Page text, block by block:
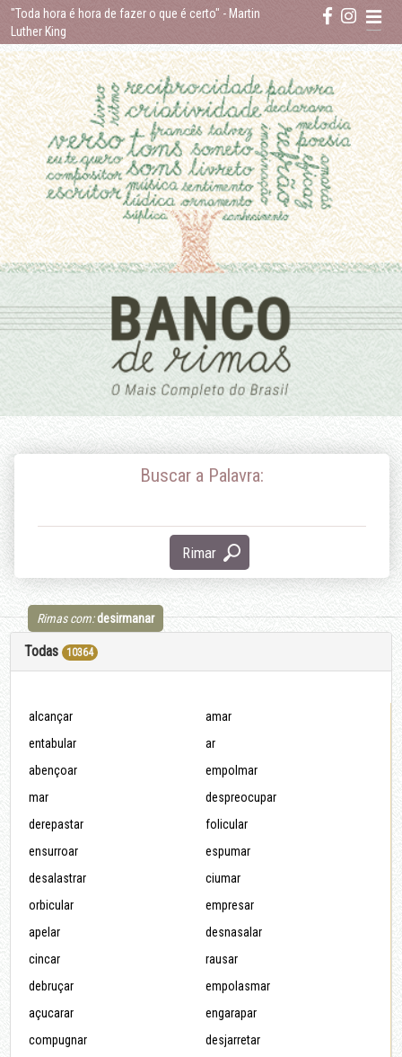
Skip
content
"Toda hora é hora de fazer o que é certo" - Martin
Luther King
Buscar a Palavra:
Rimar
Rimas com:desirmanar
Todas 10364
alcançar
amar
entabular
ar
abençoar
empolmar
mar
despreocupar
derepastar
folicular
ensurroar
espumar
desalastrar
ciumar
orbicular
empresar
apelar
desnasalar
cincar
rausar
debruçar
empolasmar
açucarar
engarapar
compugnar
desjarretar